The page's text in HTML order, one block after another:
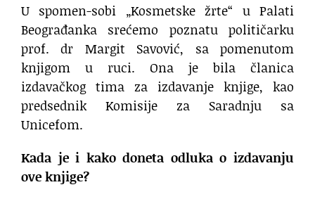
U spomen-sobi „Kosmetske žrte“ u Palati
Beograđanka srećemo poznatu političarku
prof. dr Margit Savović, sa pomenutom
knjigom u ruci. Ona je bila članica
izdavačkog tima za izdavanje knjige, kao
predsednik Komisije za Saradnju sa
Unicefom.
Kada je i kako doneta odluka o izdavanju
ove knjige?